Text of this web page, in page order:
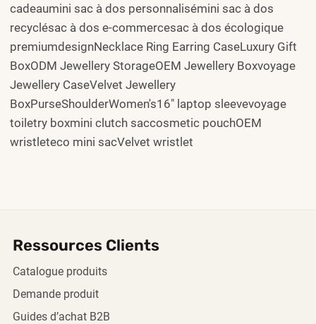
cadeaumini sac à dos personnalisémini sac à dos
recyclésac à dos e-commercesac à dos écologique
premiumdesignNecklace Ring Earring CaseLuxury Gift
BoxODM Jewellery StorageOEM Jewellery Boxvoyage
Jewellery CaseVelvet Jewellery
BoxPurseShoulderWomen's16" laptop sleevevoyage
toiletry boxmini clutch saccosmetic pouchOEM
wristleteco mini sacVelvet wristlet
Ressources Clients
Catalogue produits
Demande produit
Guides d’achat B2B